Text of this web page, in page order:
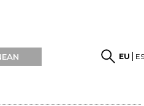
EU